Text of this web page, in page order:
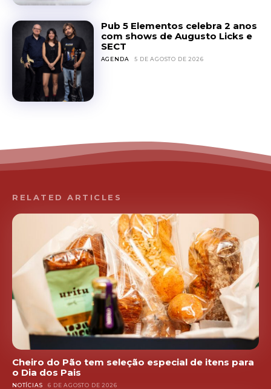
Pub 5 Elementos celebra 2 anos
com shows de Augusto Licks e
SECT
AGENDA 5 DE AGOSTO DE 2026
RELATED ARTICLES
Cheiro do Pão tem seleção especial de itens para
o Dia dos Pais
NOTÍCIAS 6 DE AGOSTO DE 2026